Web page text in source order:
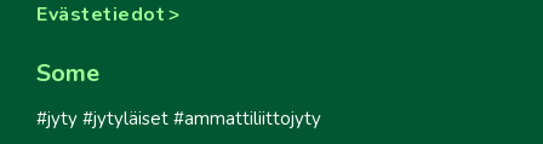
Evästetiedot
Some
#jyty #jytyläiset #ammattiliittojyty